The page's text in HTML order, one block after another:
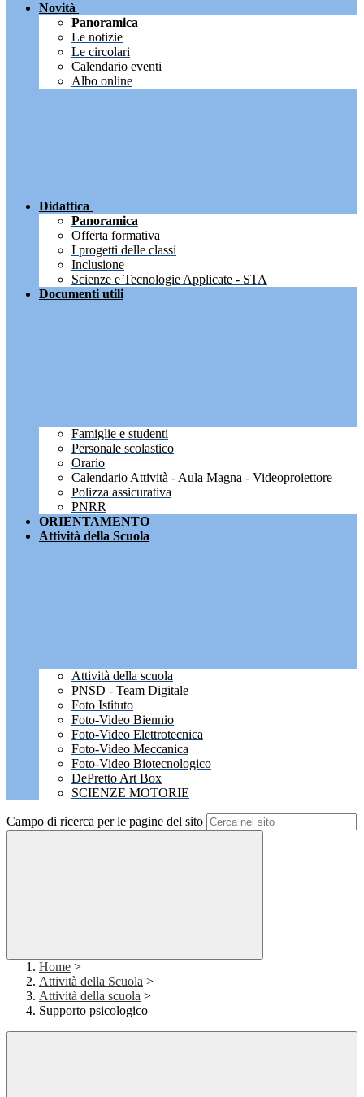
Novità
Panoramica
Le notizie
Le circolari
Calendario eventi
Albo online
Didattica
Panoramica
Offerta formativa
I progetti delle classi
Inclusione
Scienze e Tecnologie Applicate - STA
Documenti utili
Famiglie e studenti
Personale scolastico
Orario
Calendario Attività - Aula Magna - Videoproiettore
Polizza assicurativa
PNRR
ORIENTAMENTO
Attività della Scuola
Attività della scuola
PNSD - Team Digitale
Foto Istituto
Foto-Video Biennio
Foto-Video Elettrotecnica
Foto-Video Meccanica
Foto-Video Biotecnologico
DePretto Art Box
SCIENZE MOTORIE
Campo di ricerca per le pagine del sito
Home >
Attività della Scuola >
Attività della scuola >
Supporto psicologico